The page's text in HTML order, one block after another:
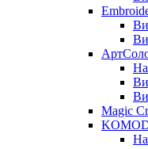
Magic